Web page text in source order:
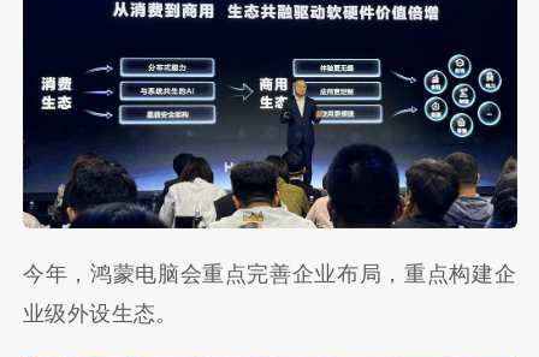
今年，鸿蒙电脑会重点完善企业布局，重点构建企
业级外设生态。